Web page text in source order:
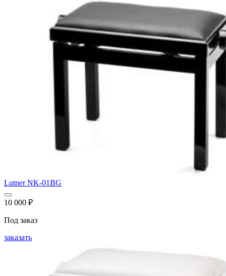
Lutner NK-01BG
10 000 ₽
Под заказ
заказать